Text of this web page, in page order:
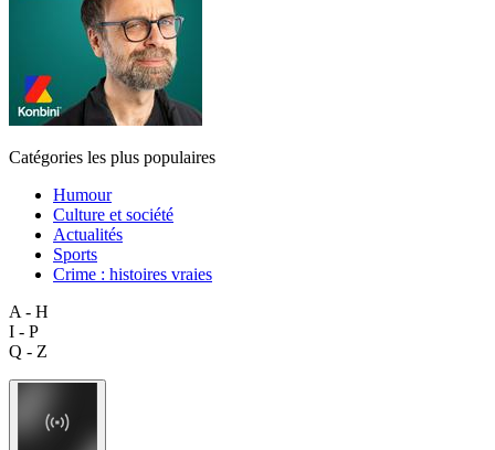
Catégories les plus populaires
Humour
Culture et société
Actualités
Sports
Crime : histoires vraies
A - H
I - P
Q - Z